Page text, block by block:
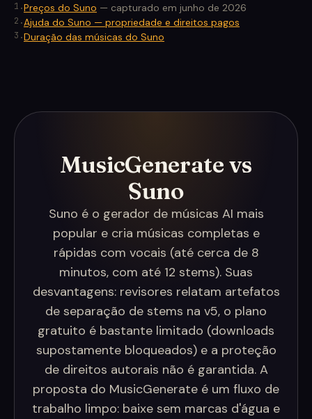
1 .Preços do Suno — capturado em junho de 2026
2 .Ajuda do Suno — propriedade e direitos pagos
3 .Duração das músicas do Suno
MusicGenerate vs
Suno
Suno é o gerador de músicas AI mais
popular e cria músicas completas e
rápidas com vocais (até cerca de 8
minutos, com até 12 stems). Suas
desvantagens: revisores relatam artefatos
de separação de stems na v5, o plano
gratuito é bastante limitado (downloads
supostamente bloqueados) e a proteção
de direitos autorais não é garantida. A
proposta do MusicGenerate é um fluxo de
trabalho limpo: baixe sem marcas d'água e